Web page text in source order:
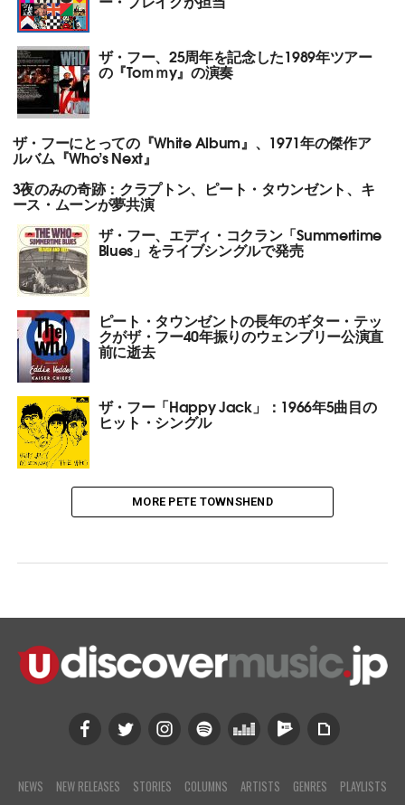
ザ・フー、25周年を記念した1989年ツアー
の『Toｍｍy』の演奏
ザ・フーにとっての『White Album』、1971年の傑作ア
ルバム『Who’s Next』
3夜のみの奇跡：クラプトン、ピート・タウンゼント、キ
ース・ムーンが夢共演
ザ・フー、エディ・コクラン「Summertime
Blues」をライブシングルで発売
ピート・タウンゼントの長年のギター・テッ
クがザ・フー40年振りのウェンブリー公演直
前に逝去
ザ・フー「Happy Jack」：1966年5曲目の
ヒット・シングル
MORE PETE TOWNSHEND
NEWS NEW RELEASES STORIES COLUMNS ARTISTS GENRES
PLAYLISTS